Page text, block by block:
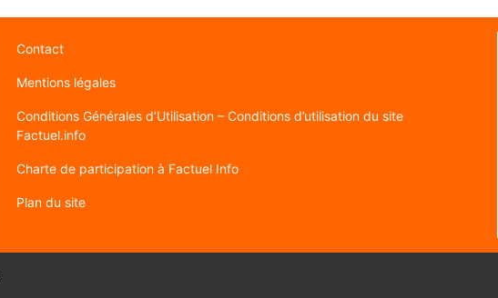
Contact
Mentions légales
Conditions Générales d’Utilisation – Conditions d’utilisation du site
Factuel.info
Charte de participation à Factuel Info
Plan du site